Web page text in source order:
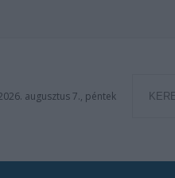
augusztus 7., péntek